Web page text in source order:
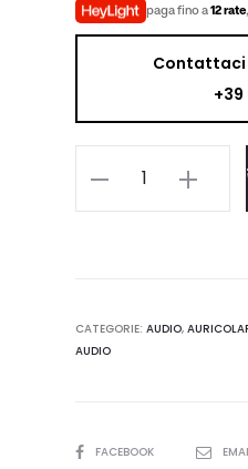
paga fino a12 rate
Contattaci
CATEGORIE:AUDIO,
AUDIO
SHAREFACEBOOK